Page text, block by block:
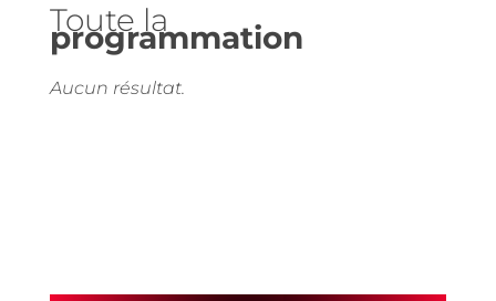
Toute la
programmation
Aucun résultat.